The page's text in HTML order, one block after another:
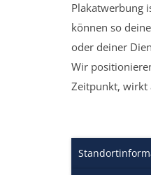
Plakatwerbung
können so
oder deiner
Wir
Zeitpunkt, wirkt